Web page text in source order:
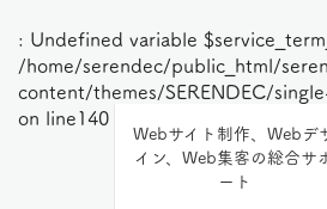
: Undefined variable
/home/serendec/public_html/
content/themes/SERENDEC/
on line140
Webサイト制作、Webデ
イン、Web集客の総合サ
ート